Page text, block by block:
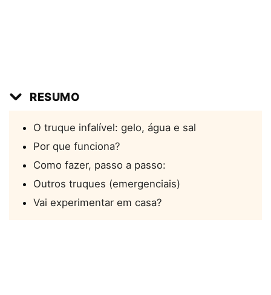
RESUMO
O truque infalível: gelo, água e sal
Por que funciona?
Como fazer, passo a passo:
Outros truques (emergenciais)
Vai experimentar em casa?